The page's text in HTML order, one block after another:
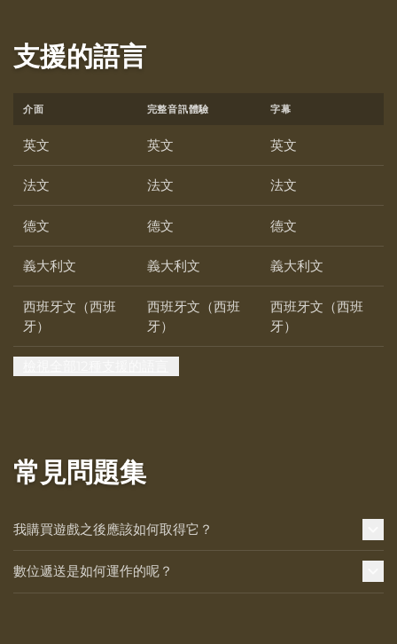
支援的語言
介面 完整音訊體驗 字幕
英文 英文 英文
法文 法文 法文
德文 德文 德文
義大利文 義大利文 義大利文
西班牙文（西班
牙）
西班牙文（西班
牙）
西班牙文（西班
牙）
常見問題集
我購買遊戲之後應該如何取得它？
數位遞送是如何運作的呢？